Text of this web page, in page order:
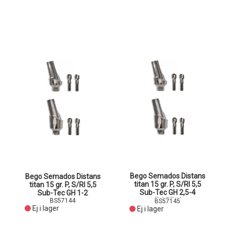
Bego Semados Distans
titan 15 gr. P, S/RI 5,5
Sub-Tec GH 1-2
BS57144
Ej i lager
Bego Semados Distans
titan 15 gr. P, S/RI 5,5
Sub-Tec GH 2,5-4
(BS5714
BS57145
Ej i lager